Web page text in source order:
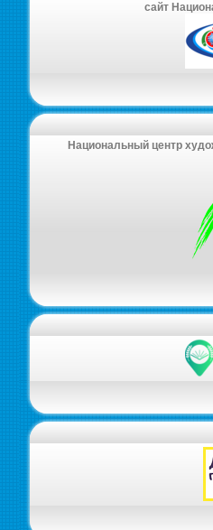
сайт
Национальный центр